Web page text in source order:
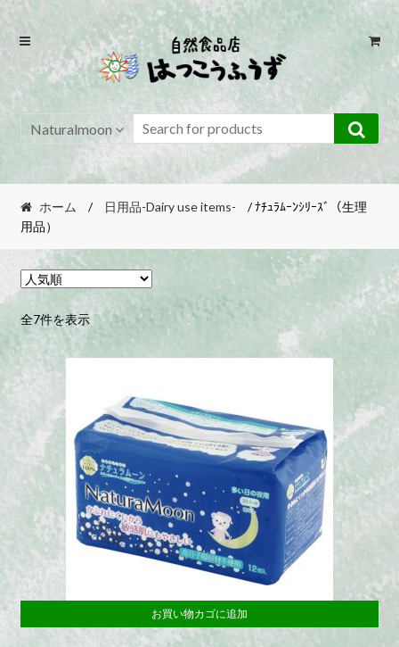
Skip
navigation
Skip
content
Naturalmoon
ホーム / 日用品-Dairy use items-
/ ﾅﾁｭﾗﾑｰﾝｼﾘｰｽﾞ（生理
用品）
全7件を表示人
気
順
お買い物カゴに追加